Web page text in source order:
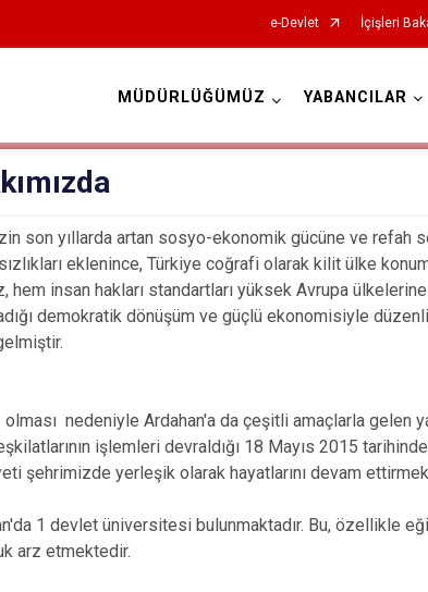
e-Devlet İçişleri
MÜDÜRLÜĞÜMÜZ YABANCILAR
son yıllarda artan sosyo-ekonomik gücüne ve refah
eklenince, Türkiye coğrafi olarak kilit ülke
hem insan hakları standartları yüksek Avrupa
demokratik dönüşüm ve güçlü ekonomisiyle
olması nedeniyle Ardahan'a da çeşitli amaçlarla gelen
işlemleri devraldığı 18 Mayıs 2015
şehrimizde yerleşik olarak hayatlarını devam ettirmek
1 devlet üniversitesi bulunmaktadır. Bu, özellikle
arz etmektedir.